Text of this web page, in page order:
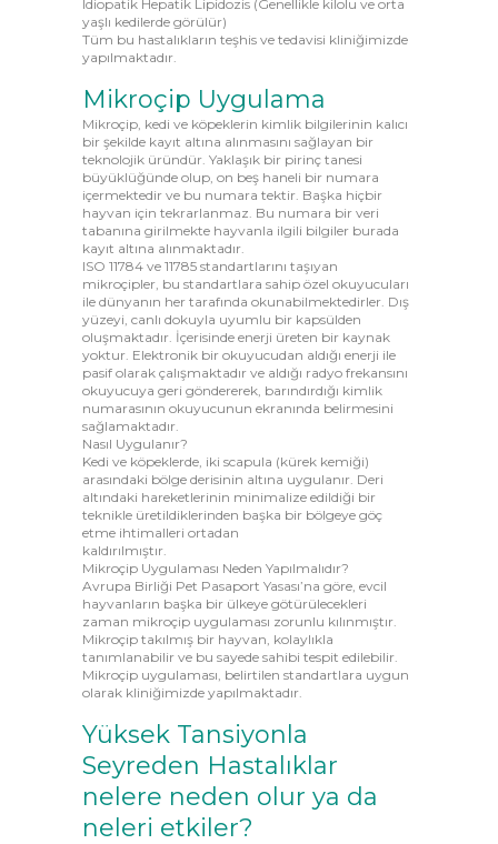
Idiopatik Hepatik Lipidozis (Genellikle kilolu ve orta
yaşlı kedilerde görülür)
Tüm bu hastalıkların teşhis ve tedavisi kliniğimizde
yapılmaktadır.
Mikroçip Uygulama
Mikroçip, kedi ve köpeklerin kimlik bilgilerinin kalıcı
bir şekilde kayıt altına alınmasını sağlayan bir
teknolojik üründür. Yaklaşık bir pirinç tanesi
büyüklüğünde olup, on beş haneli bir numara
içermektedir ve bu numara tektir. Başka hiçbir
hayvan için tekrarlanmaz. Bu numara bir veri
tabanına girilmekte hayvanla ilgili bilgiler burada
kayıt altına alınmaktadır.
ISO 11784 ve 11785 standartlarını taşıyan
mikroçipler, bu standartlara sahip özel okuyucuları
ile dünyanın her tarafında okunabilmektedirler. Dış
yüzeyi, canlı dokuyla uyumlu bir kapsülden
oluşmaktadır. İçerisinde enerji üreten bir kaynak
yoktur. Elektronik bir okuyucudan aldığı enerji ile
pasif olarak çalışmaktadır ve aldığı radyo frekansını
okuyucuya geri göndererek, barındırdığı kimlik
numarasının okuyucunun ekranında belirmesini
sağlamaktadır.
Nasıl Uygulanır?
Kedi ve köpeklerde, iki scapula (kürek kemiği)
arasındaki bölge derisinin altına uygulanır. Deri
altındaki hareketlerinin minimalize edildiği bir
teknikle üretildiklerinden başka bir bölgeye göç
etme ihtimalleri ortadan
kaldırılmıştır.
Mikroçip Uygulaması Neden Yapılmalıdır?
Avrupa Birliği Pet Pasaport Yasası’na göre, evcil
hayvanların başka bir ülkeye götürülecekleri
zaman mikroçip uygulaması zorunlu kılınmıştır.
Mikroçip takılmış bir hayvan, kolaylıkla
tanımlanabilir ve bu sayede sahibi tespit edilebilir.
Mikroçip uygulaması, belirtilen standartlara uygun
olarak kliniğimizde yapılmaktadır.
Yüksek Tansiyonla
Seyreden Hastalıklar
nelere neden olur ya da
neleri etkiler?